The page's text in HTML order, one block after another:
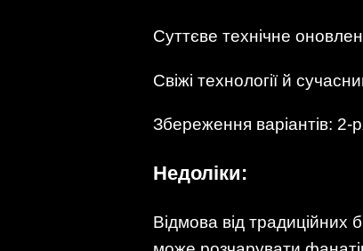
Суттєве технічне
Свіжі технології й
Збереження варіантів:
Недоліки:
Відмова від традиційних